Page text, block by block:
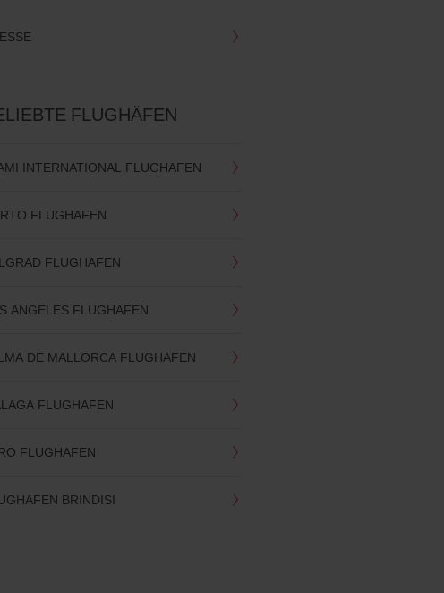
FLUGHÄFEN
INTERNATIONAL FLUGHAFEN
FLUGHAFEN
FLUGHAFEN
ANGELES FLUGHAFEN
DE MALLORCA FLUGHAFEN
FLUGHAFEN
FLUGHAFEN
BRINDISI